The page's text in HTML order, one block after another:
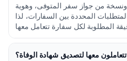
ونسخة من جواز سفر المتوفى، وهوية
المحددة بين السفارات، لذا
معها لتصديق شهادة الوفاة؟